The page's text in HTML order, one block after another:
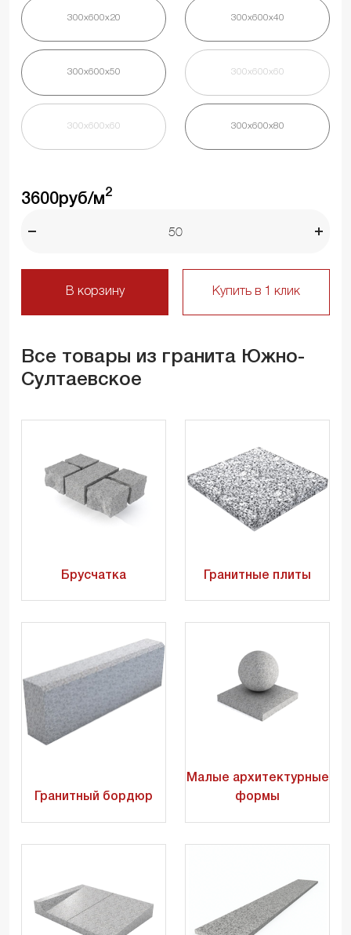
300х600х20 300х600х40
300х600х50 300х600х60
300х600х60 300х600х80
3600руб/м2
В корзину Купить в 1 клик
Все товары из гранита Южно-
Султаевское
Брусчатка Гранитные плиты
Гранитный бордюр
Малые архитектурные
формы